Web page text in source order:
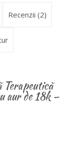
Recenzii (2)
Terapeutică
aur de 18k –